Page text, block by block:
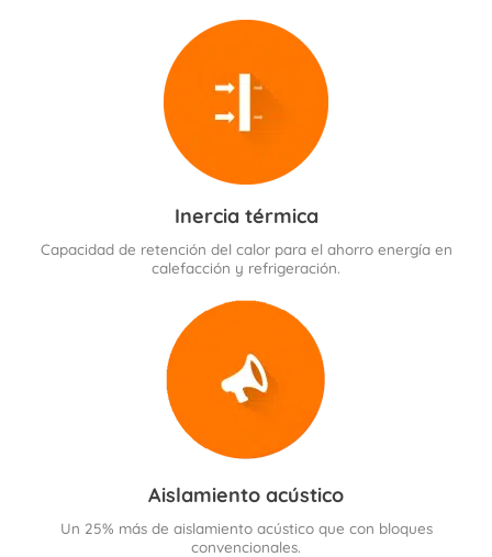
Inercia térmica
Capacidad de retención del calor para el ahorro energía en
calefacción y refrigeración.
Aislamiento acústico
Un 25% más de aislamiento acústico que con bloques
convencionales.